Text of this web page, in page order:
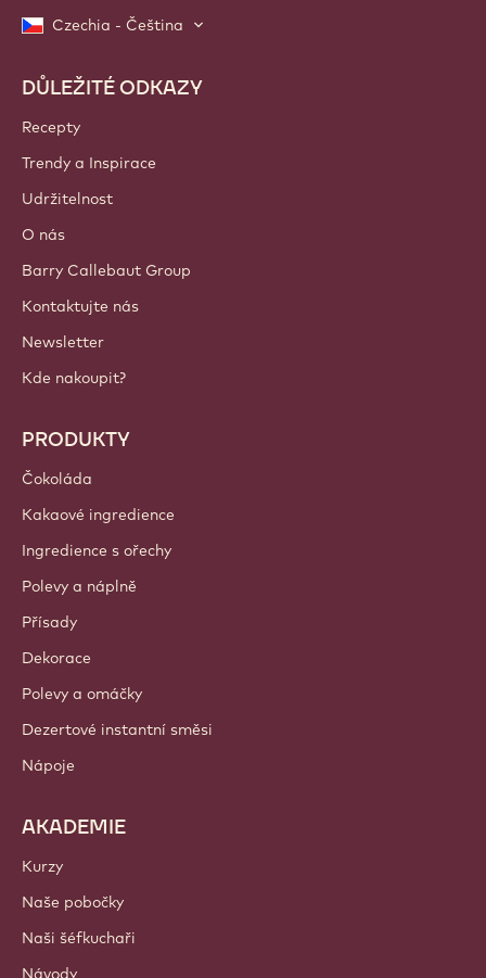
Czechia - Čeština
Footer
Callebaut
DŮLEŽITÉ ODKAZY
Recepty
Trendy a Inspirace
Udržitelnost
O nás
Barry Callebaut Group
Kontaktujte nás
Newsletter
Kde nakoupit?
PRODUKTY
Čokoláda
Kakaové ingredience
Ingredience s ořechy
Polevy a náplně
Přísady
Dekorace
Polevy a omáčky
Dezertové instantní směsi
Nápoje
AKADEMIE
Kurzy
Naše pobočky
Naši šéfkuchaři
Návody